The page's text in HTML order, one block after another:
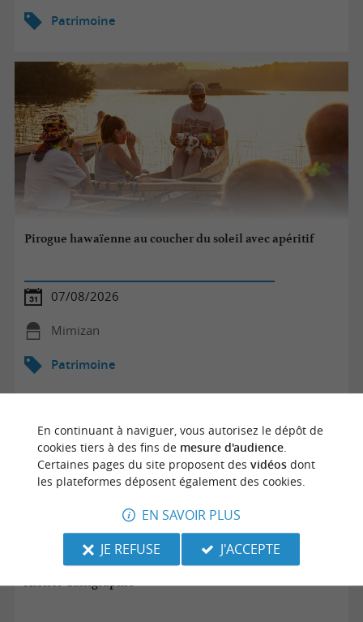
Patrimoine
Pirogue hawaïenne au coucher du soleil avec apéritif
07/08/2026
Mimizan
Patrimoine
Atelier Calligraphie
En continuant à naviguer, vous autorisez le dépôt de
cookies tiers à des fins de mesure d'audience.
Certaines pages du site proposent des vidéosdont
les plateformes déposent également des cookies.
EN SAVOIR PLUS
JE REFUSE
J'ACCEPTE